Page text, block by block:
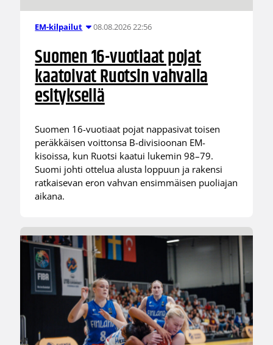
EM-kilpailut 08.08.2026 22:56
Suomen 16-vuotiaat pojat
kaatoivat Ruotsin vahvalla
esityksellä
Suomen 16-vuotiaat pojat nappasivat toisen
peräkkäisen voittonsa B-divisioonan EM-
kisoissa, kun Ruotsi kaatui lukemin 98–79.
Suomi johti ottelua alusta loppuun ja rakensi
ratkaisevan eron vahvan ensimmäisen puoliajan
aikana.